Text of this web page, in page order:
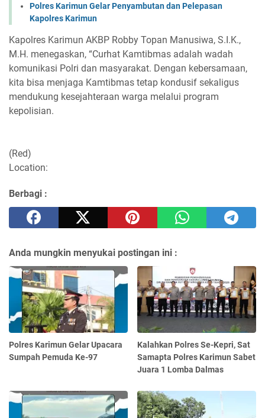
Polres Karimun Gelar Penyambutan dan Pelepasan
Kapolres Karimun
Kapolres Karimun AKBP Robby Topan Manusiwa, S.I.K.,
M.H. menegaskan, “Curhat Kamtibmas adalah wadah
komunikasi Polri dan masyarakat. Dengan kebersamaan,
kita bisa menjaga Kamtibmas tetap kondusif sekaligus
mendukung kesejahteraan warga melalui program
kepolisian.
(Red)
Location:
Berbagi :
Anda mungkin menyukai postingan ini :
Polres Karimun Gelar Upacara
Sumpah Pemuda Ke-97
Kalahkan Polres Se-Kepri, Sat
Samapta Polres Karimun Sabet
Juara 1 Lomba Dalmas